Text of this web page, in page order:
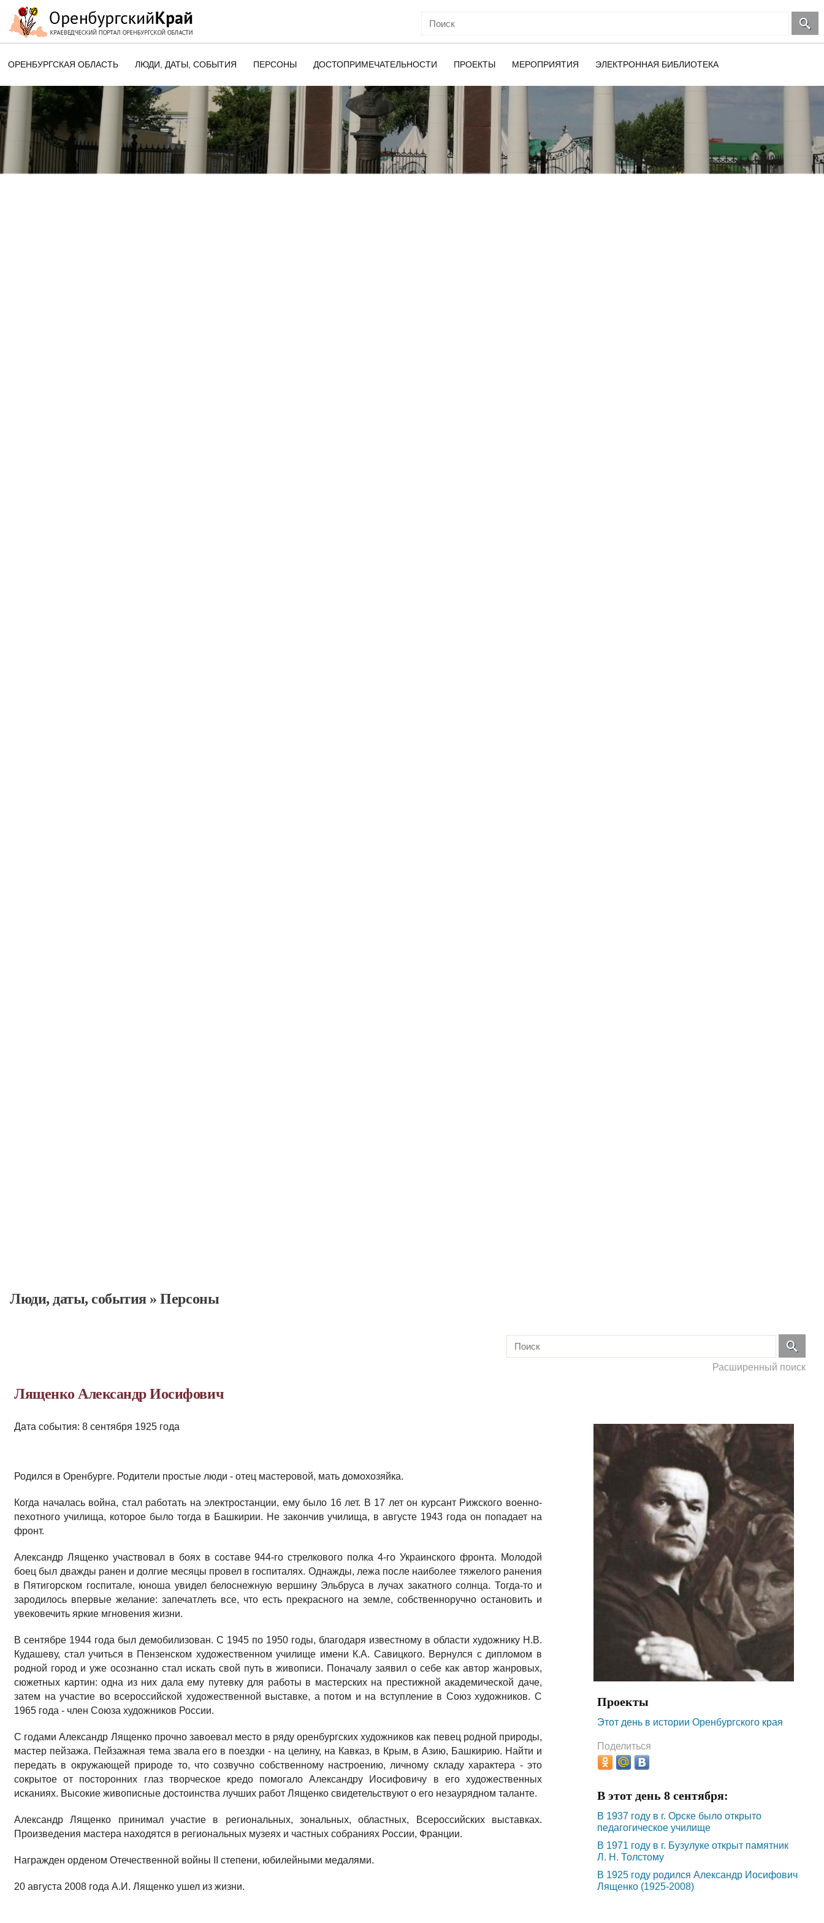
ОРЕНБУРГСКАЯ ОБЛАСТЬ ЛЮДИ, ДАТЫ, CОБЫТИЯ
ЭТОТ ДЕНЬ В ИСТОРИИ
ОРЕНБУРГСКОГО КРАЯ
ПАМЯТНЫЕ ДАТЫ ОРЕНБУРГСКОЙ
ОБЛАСТИ
ПЕРСОНЫ ДОСТОПРИМЕЧАТЕЛЬНОСТИ ПРОЕКТЫ МЕРОПРИЯТИЯ ЭЛЕКТРОННАЯ БИБЛИОТЕКА
Люди, даты, cобытия»Персоны
Расширенный поиск
Лященко Александр Иосифович
Дата события: 8 сентября 1925 года
Родился в Оренбурге. Родители простые люди - отец мастеровой, мать домохозяйка.
Когда началась война, стал работать на электростанции, ему было 16 лет. В 17 лет он курсант Рижского военно-
пехотного училища, которое было тогда в Башкирии. Не закончив училища, в августе 1943 года он попадает на
фронт.
Александр Лященко участвовал в боях в составе 944-го стрелкового полка 4-го Украинского фронта. Молодой
боец был дважды ранен и долгие месяцы провел в госпиталях. Однажды, лежа после наиболее тяжелого ранения
в Пятигорском госпитале, юноша увидел белоснежную вершину Эльбруса в лучах закатного солнца. Тогда-то и
зародилось впервые желание: запечатлеть все, что есть прекрасного на земле, собственноручно остановить и
увековечить яркие мгновения жизни.
В сентябре 1944 года был демобилизован. С 1945 по 1950 годы, благодаря известному в области художнику Н.В.
Кудашеву, стал учиться в Пензенском художественном училище имени К.А. Савицкого. Вернулся с дипломом в
родной город и уже осознанно стал искать свой путь в живописи. Поначалу заявил о себе как автор жанровых,
сюжетных картин: одна из них дала ему путевку для работы в мастерских на престижной академической даче,
затем на участие во всероссийской художественной выставке, а потом и на вступление в Союз художников. С
1965 года - член Союза художников России.
С годами Александр Лященко прочно завоевал место в ряду оренбургских художников как певец родной природы,
мастер пейзажа. Пейзажная тема звала его в поездки - на целину, на Кавказ, в Крым, в Азию, Башкирию. Найти и
передать в окружающей природе то, что созвучно собственному настроению, личному складу характера - это
сокрытое от посторонних глаз творческое кредо помогало Александру Иосифовичу в его художественных
исканиях. Высокие живописные достоинства лучших работ Лященко свидетельствуют о его незаурядном таланте.
Александр Лященко принимал участие в региональных, зональных, областных, Всероссийских выставках.
Произведения мастера находятся в региональных музеях и частных собраниях России, Франции.
Награжден орденом Отечественной войны II степени, юбилейными медалями.
20 августа 2008 года А.И. Лященко ушел из жизни.
Проекты
Этот день в истории Оренбургского края
Поделиться
В этот день 8 сентября:
В 1937 году в г. Орске было открыто
педагогическое училище
В 1971 году в г. Бузулуке открыт памятник
Л. Н. Толстому
В 1925 году родился Александр Иосифович
Лященко (1925-2008)